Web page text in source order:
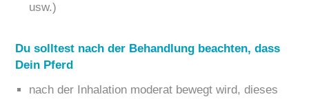
usw.)
Du solltest nach der Behandlung beachten, dass
Dein Pferd
nach der Inhalation moderat bewegt wird, dieses